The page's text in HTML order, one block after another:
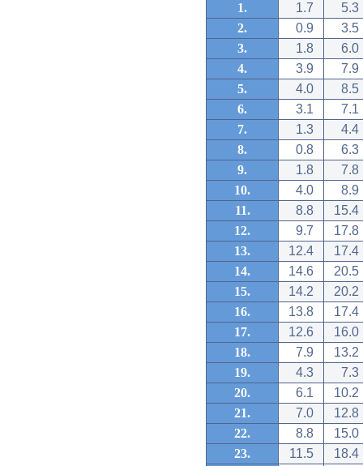
1. 1.7
5.3
2.
0.9
3.5
3.
1.8
6.0
4.
3.9
7.9
5.
4.0
8.5
6.
3.1
7.1
7.
1.3
4.4
8.
0.8
6.3
9.
1.8
7.8
10.
4.0
8.9
11.
8.8
15.4
12.
9.7
17.8
13.
12.4
17.4
14.
14.6
20.5
15.
14.2
20.2
16.
13.8
17.4
17.
12.6
16.0
18.
7.9
13.2
19.
4.3
7.3
20.
6.1
10.2
21.
7.0
12.8
22.
8.8
15.0
23.
11.5
18.4